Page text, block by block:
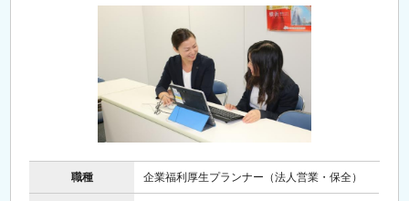
職種 企業福利厚生プランナー（法人営業・保全）